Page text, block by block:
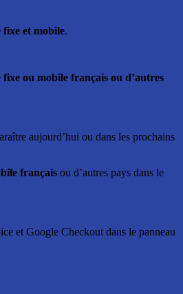
fixe et mobile.
ou mobile français ou d’autres
aujourd’hui ou dans les prochains
français ou d’autres pays dans le
et Google Checkout dans le panneau